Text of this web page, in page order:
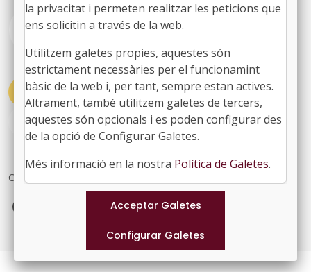
Vegeu la NdP del govern
#ACTUALITAT #COMISSIONS
#SENTMENAT #ÀREA CULTURA
Comparteix
LinkedIn
la privacitat i permeten realitzar les peticions que
ens solicitin a través de la web.
Utilitzem galetes propies, aquestes són
estrictament necessàries per el funcionamint
bàsic de la web i, per tant, sempre estan actives.
Altrament, també utilitzem galetes de tercers,
aquestes són opcionals i es poden configurar des
de la opció de Configurar Galetes.
Més informació en la nostra Política de Galetes.